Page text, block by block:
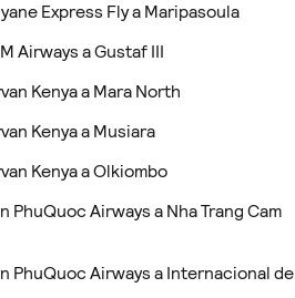
Express Fly a Maripasoula
Airways a Gustaf III
Kenya a Mara North
Kenya a Musiara
Kenya a Olkiombo
PhuQuoc Airways a Nha Trang Cam
PhuQuoc Airways a Internacional de